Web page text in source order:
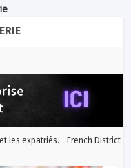
les expatriés. - French District